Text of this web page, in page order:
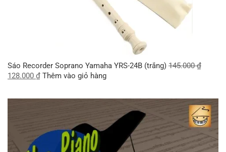
Sáo Recorder Soprano Yamaha YRS-24B (trắng) 145.000₫
128.000 ₫ Thêm vào giỏ hàng